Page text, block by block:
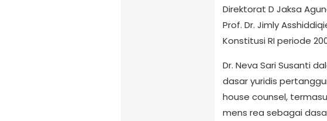
Direktorat D Jaksa
Prof. Dr. Jimly
Konstitusi RI periode
Dr. Neva Sari Susanti
dasar yuridis
house counsel,
mens rea sebagai